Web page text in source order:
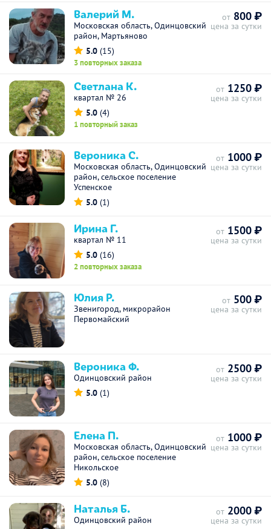
Валерий М.
Московская область, Одинцовский
район, Мартьяново
5.0 (15)
3 повторных заказа
от 800 ₽
цена за сутки
Светлана К.
квартал № 26
5.0 (4)
1 повторный заказ
от 1250 ₽
цена за сутки
Вероника С.
Московская область, Одинцовский
район, сельское поселение
Успенское
5.0 (1)
от 1000 ₽
цена за сутки
Ирина Г.
квартал № 11
5.0 (16)
2 повторных заказа
от 1500 ₽
цена за сутки
Юлия Р.
Звенигород, микрорайон
Первомайский
от 500 ₽
цена за сутки
Вероника Ф.
Одинцовский район
5.0 (1)
от 2500 ₽
цена за сутки
Елена П.
Московская область, Одинцовский
район, сельское поселение
Никольское
5.0 (8)
от 1000 ₽
цена за сутки
Наталья Б.
Одинцовский район
от 2000 ₽
цена за сутки